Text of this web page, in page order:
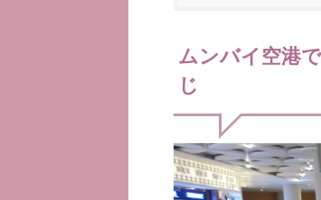
ムンバイ空港
じ